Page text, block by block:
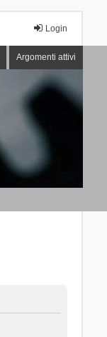
Login
Argomenti attivi